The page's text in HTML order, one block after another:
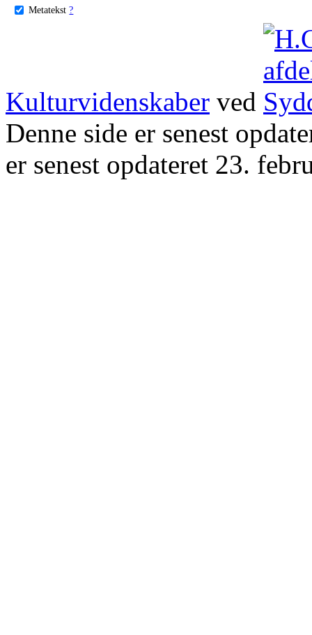
Metatekst ?
Kulturvidenskaber ved
Denne side er senest
er senest opdateret 23.